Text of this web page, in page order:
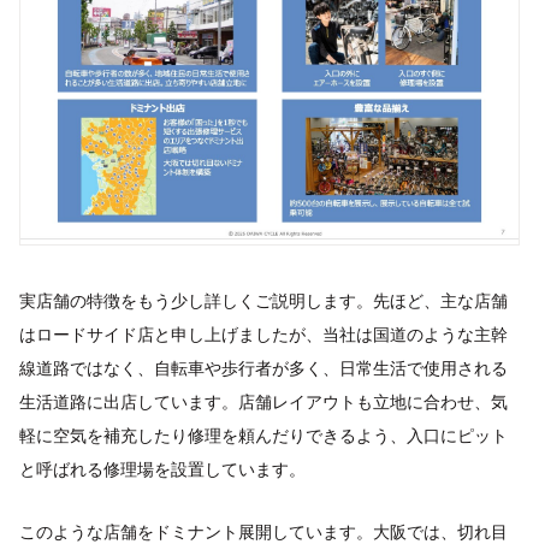
実店舗の特徴をもう少し詳しくご説明します。先ほど、主な店舗
はロードサイド店と申し上げましたが、当社は国道のような主幹
線道路ではなく、自転車や歩行者が多く、日常生活で使用される
生活道路に出店しています。店舗レイアウトも立地に合わせ、気
軽に空気を補充したり修理を頼んだりできるよう、入口にピット
と呼ばれる修理場を設置しています。
このような店舗をドミナント展開しています。大阪では、切れ目